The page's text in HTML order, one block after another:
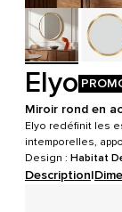
Elyo
Miroir rond en
Elyo redéfinit les
intemporelles,
Design : Habitat
Description|